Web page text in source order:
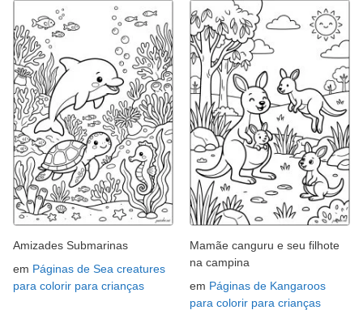
Amizades Submarinas
em Páginas de Sea creatures
para colorir para crianças
Mamãe canguru e seu filhote
na campina
em Páginas de Kangaroos
para colorir para crianças